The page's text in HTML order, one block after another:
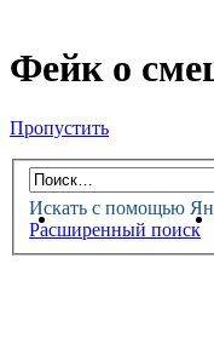
Фейк о
Пропустить
Искать с помощью
Расширенный поиск
НОВАЯ ТЕОРИЯ